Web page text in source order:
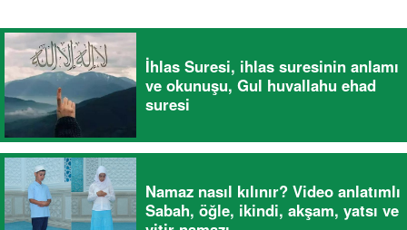
İhlas Suresi, ihlas suresinin anlamı
ve okunuşu, Gul huvallahu ehad
suresi
Namaz nasıl kılınır? Video anlatımlı
Sabah, öğle, ikindi, akşam, yatsı ve